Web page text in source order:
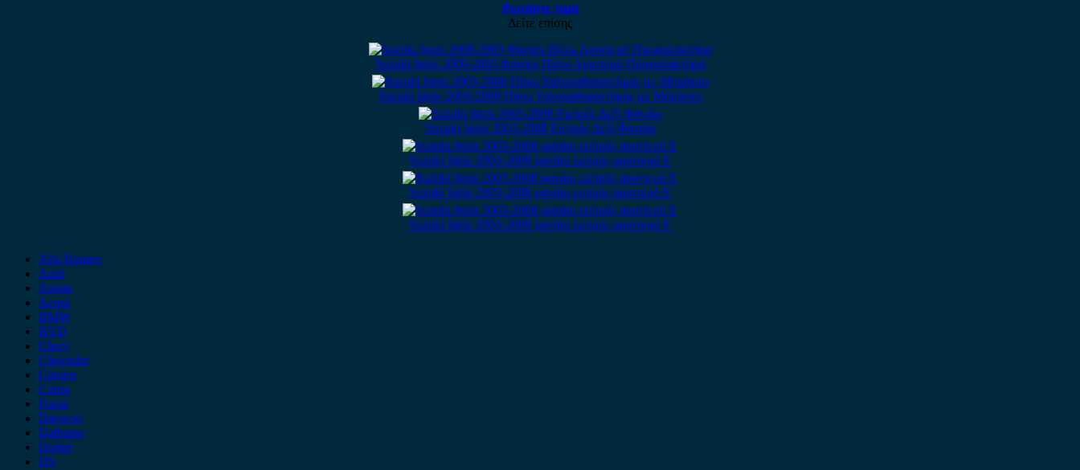
Ρωτήστε τιμή
Δείτε επίσης
Suzuki Ignis 2000-2003 Φανάρι Πίσω Αριστερό Προφυλακτήρα
Suzuki Ignis 2003-2008 Πίσω Υαλοκαθαριστήρας με Μπράτσο
Suzuki Ignis 2003-2008 Εμπρός Δεξί Φανάρι
Suzuki Ignis 2003-2008 φανάρι εμπρός αριστερό Ε
Suzuki Ignis 2003-2008 φανάρι εμπρός αριστερό Ε
Suzuki Ignis 2003-2008 φανάρι εμπρός αριστερό E
Alfa Romeo
Audi
Austin
Acura
BMW
BYD
Chery
Chevrolet
Citroen
Cupra
Dacia
Daewoo
Daihatsu
Dodge
DS